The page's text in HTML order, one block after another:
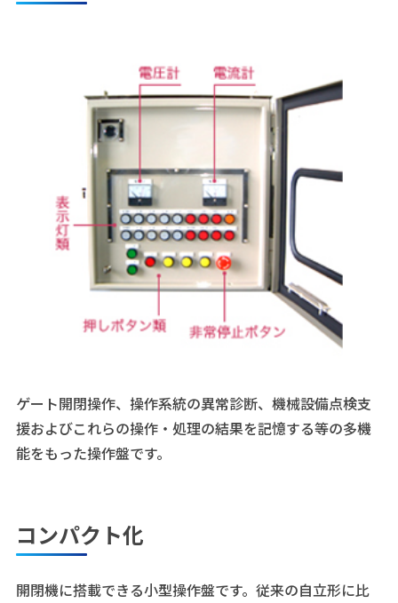
ゲート開閉操作、操作系統の異常診断、機械設備点検支
援およびこれらの操作・処理の結果を記憶する等の多機
能をもった操作盤です。
コンパクト化
開閉機に搭載できる小型操作盤です。従来の自立形に比